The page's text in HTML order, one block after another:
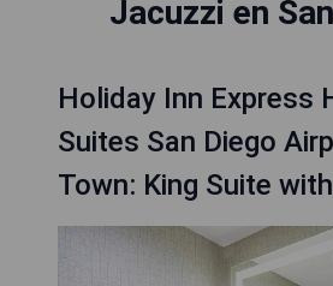
Jacuzzi en
Holiday Inn Express
Suites San Diego
Town: King Suite